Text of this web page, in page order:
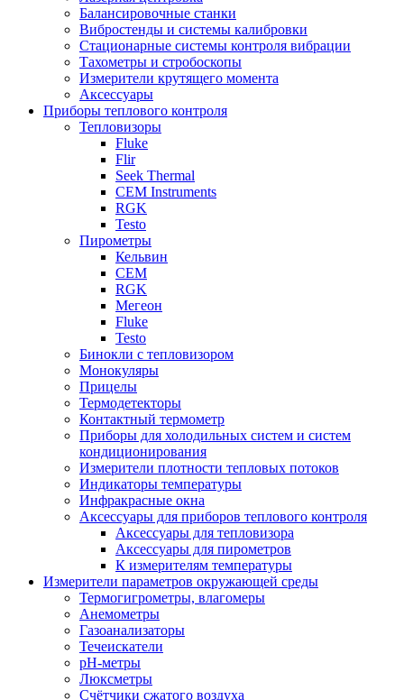
Балансировочные станки
Вибростенды и системы калибровки
Стационарные системы контроля вибрации
Тахометры и стробоскопы
Измерители крутящего момента
Аксессуары
Приборы теплового контроля
Тепловизоры
Fluke
Flir
Seek Thermal
CEM Instruments
RGK
Testo
Пирометры
Кельвин
CEM
RGK
Мегеон
Fluke
Testo
Бинокли с тепловизором
Монокуляры
Прицелы
Термодетекторы
Контактный термометр
Приборы для холодильных систем и систем
кондиционирования
Измерители плотности тепловых потоков
Индикаторы температуры
Инфракрасные окна
Аксессуары для приборов теплового контроля
Аксессуары для тепловизора
Аксессуары для пирометров
К измерителям температуры
Измерители параметров окружающей среды
Термогигрометры, влагомеры
Анемометры
Газоанализаторы
Течеискатели
pH-метры
Люксметры
Счётчики сжатого воздуха